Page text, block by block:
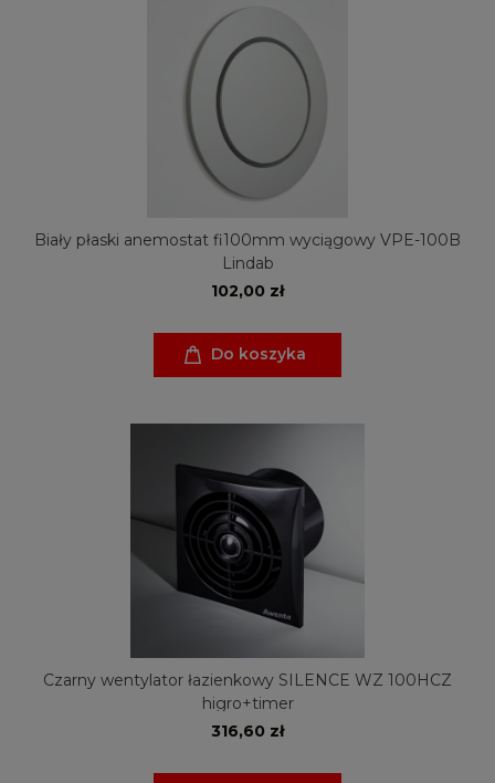
Biały płaski anemostat fi100mm wyciągowy VPE-100B
Lindab
102,00 zł
Do koszyka
Czarny wentylator łazienkowy SILENCE WZ 100HCZ
higro+timer
316,60 zł